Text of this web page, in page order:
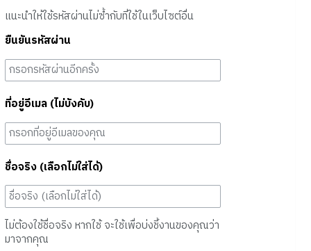
แนะนำให้ใช้รหัสผ่านไม่ซ้ำกับที่ใช้ในเว็บไซต์อื่น
ยืนยันรหัสผ่าน
ที่อยู่อีเมล (ไม่บังคับ)
ชื่อจริง (เลือกไม่ใส่ได้)
ไม่ต้องใช้ชื่อจริง หากใช้ จะใช้เพื่อบ่งชี้งานของคุณว่า
มาจากคุณ